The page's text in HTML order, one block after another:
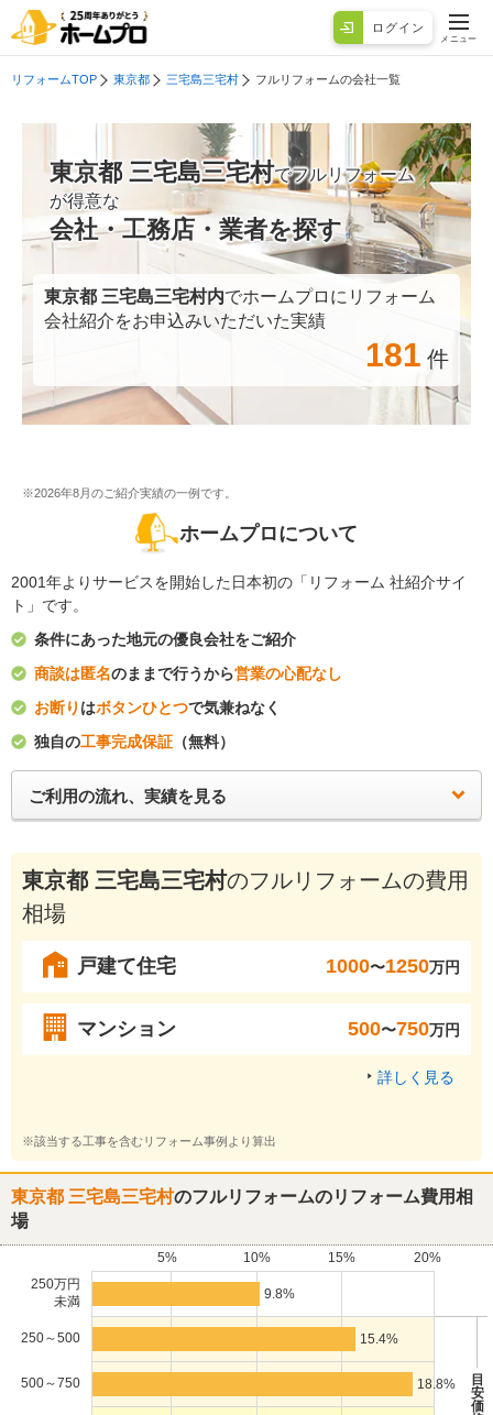
ログイン
メニュー
リフォームTOP 東京都 三宅島三宅村 フルリフォームの会社一覧
東京都 三宅島三宅村でフルリフォーム
が得意な
会社・工務店・業者を探す
東京都 三宅島三宅村内でホームプロにリフォーム
会社紹介をお申込みいただいた実績
181 件
※2026年8月のご紹介実績の一例です。
ホームプロについて
2001年よりサービスを開始した日本初の「リフォーム 社紹介サイ
ト」です。
条件にあった地元の優良会社をご紹介
商談は匿名のままで行うから営業の心配なし
お断り はボタンひとつで気兼ねなく
独自の工事完成保証 （無料）
ご利用の流れ、実績を見る
東京都 三宅島三宅村のフルリフォームの費用
相場
戸建て住宅 1000〜1250万円
マンション 500〜750万円
詳しく見る
※該当する工事を含むリフォーム事例より算出
東京都 三宅島三宅村のフルリフォームのリフォーム費用相
場
5% 10% 15%
20%
250万円
未満
9.8%
250～500 15.4%
目
安
価
500～750 18.8%